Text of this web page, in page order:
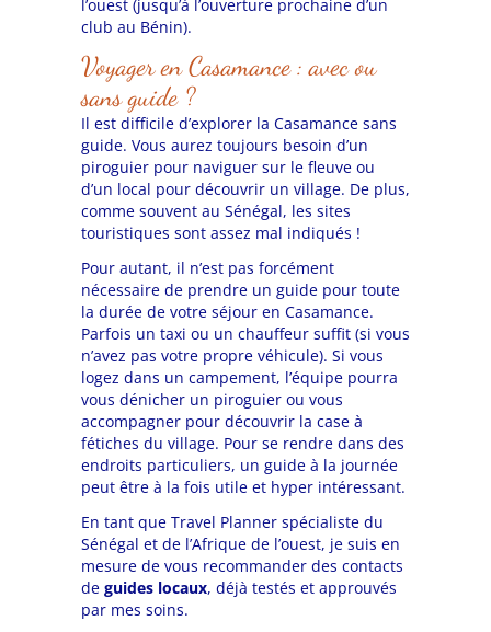
l’ouest (jusqu’à l’ouverture prochaine d’un
club au Bénin).
Voyager en Casamance : avec ou
sans guide ?
Il est difficile d’explorer la Casamance sans
guide. Vous aurez toujours besoin d’un
piroguier pour naviguer sur le fleuve ou
d’un local pour découvrir un village. De plus,
comme souvent au Sénégal, les sites
touristiques sont assez mal indiqués !
Pour autant, il n’est pas forcément
nécessaire de prendre un guide pour toute
la durée de votre séjour en Casamance.
Parfois un taxi ou un chauffeur suffit (si vous
n’avez pas votre propre véhicule). Si vous
logez dans un campement, l’équipe pourra
vous dénicher un piroguier ou vous
accompagner pour découvrir la case à
fétiches du village. Pour se rendre dans des
endroits particuliers, un guide à la journée
peut être à la fois utile et hyper intéressant.
En tant que Travel Planner spécialiste du
Sénégal et de l’Afrique de l’ouest, je suis en
mesure de vous recommander des contacts
de guides locaux, déjà testés et approuvés
par mes soins.